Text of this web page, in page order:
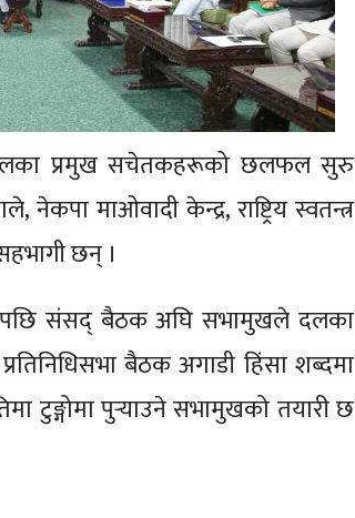
दलका प्रमुख सचेतकहरूको छलफल सुरु
माओवादी केन्द्र, राष्ट्रिय स्वतन्त्र
छन् ।
संसद् बैठक अघि सभामुखले दलका
बैठक अगाडी हिंसा शब्दमा
टुङ्गोमा पुर्‍याउने सभामुखको तयारी छ